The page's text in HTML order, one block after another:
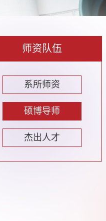
师资队伍
系所师资
硕博导师
杰出人才